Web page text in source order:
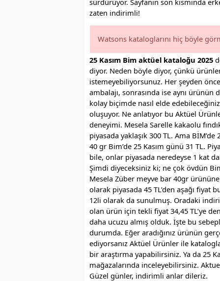
zaten indirimli!
Watsons kataloglarını hiç böyle
25 Kasım Bim aktüel kataloğu 2025
diyor. Neden böyle diyor, çünkü
istemeyebiliyorsunuz. Her şeyden
ambalajı, sonrasında ise aynı
kolay biçimde nasıl elde
oluşuyor. Ne anlatıyor bu Aktüel
deneyimi. Mesela Sarelle kakaolu
piyasada yaklaşık 300 TL. Ama
40 gr Bim’de 25 Kasım günü 31 TL.
bile, onlar piyasada neredeyse 1 kat
Şimdi diyeceksiniz ki; ne çok övdün
Mesela Züber meyve bar 40gr
olarak piyasada 45 TL’den aşağı
12li olarak da sunulmuş. Oradaki
olan ürün için tekli fiyat 34,45 TL’ye
daha ucuzu almış olduk. İşte bu
durumda. Eğer aradığınız ürünün
ediyorsanız Aktüel Ürünler ile
bir araştırma yapabilirsiniz. Ya da 25
mağazalarında inceleyebilirsiniz.
Güzel günler, indirimli anlar dileriz.